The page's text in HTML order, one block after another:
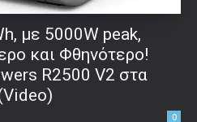
με 5000W peak,
και Φθηνότερο!
R2500 V2 στα
0